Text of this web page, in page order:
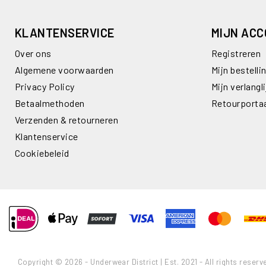
KLANTENSERVICE
Over ons
Algemene voorwaarden
Privacy Policy
Betaalmethoden
Verzenden & retourneren
Klantenservice
Cookiebeleid
MIJN
Registreren
Mijn
Mijn
Copyright © 2026 - Underwear District | Est. 2021 - All rights